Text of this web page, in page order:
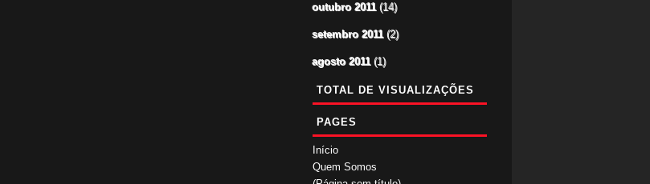
outubro 2011(14)
setembro 2011(2)
agosto 2011(1)
TOTAL DE VISUALIZAÇÕES
PAGES
Início
Quem Somos